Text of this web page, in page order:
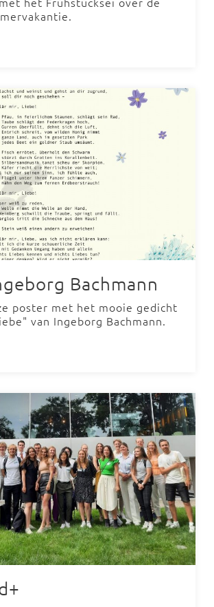
Bachmann
poster met het mooie gedicht
van Ingeborg Bachmann.